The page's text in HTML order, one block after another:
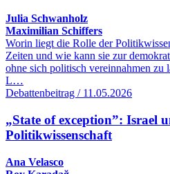
Julia Schwanholz
Maximilian Schiffers
Worin liegt die Rolle der
Zeiten und wie kann sie zur
ohne sich politisch vereinnahmen zu
L…
Debattenbeitrag / 11.05.2026
„State of exception”: Israel
Politikwissenschaft
Ana Velasco